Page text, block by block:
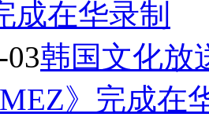
成在华录制
03韩国文化放
》完成在